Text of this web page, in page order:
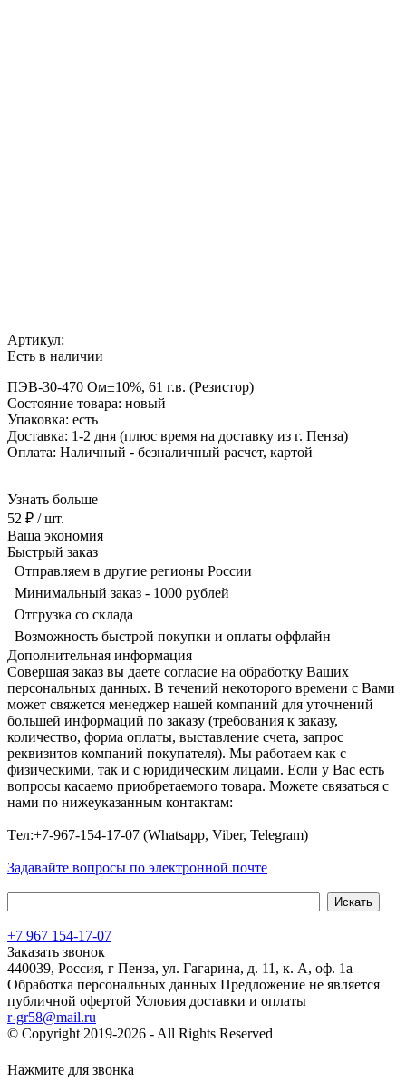
Артикул:
Есть в наличии
ПЭВ-30-470 Ом±10%, 61 г.в. (Резистор)
Состояние товара: новый
Упаковка: есть
Доставка: 1-2 дня (плюс время на доставку из г. Пенза)
Оплата: Наличный - безналичный расчет, картой
Узнать больше
52 ₽ / шт.
Ваша экономия
Быстрый заказ
Отправляем в другие регионы России
Минимальный заказ - 1000 рублей
Отгрузка со склада
Возможность быстрой покупки и оплаты оффлайн
Дополнительная информация
Совершая заказ вы даете согласие на обработку Ваших
персональных данных. В течений некоторого времени с Вами
может свяжется менеджер нашей компаний для уточнений
большей информаций по заказу (требования к заказу,
количество, форма оплаты, выставление счета, запрос
реквизитов компаний покупателя). Мы работаем как с
физическими, так и с юридическим лицами. Если у Вас есть
вопросы касаемо приобретаемого товара. Можете связаться с
нами по нижеуказанным контактам:
Tел:+7-967-154-17-07 (Whatsapp, Viber, Telegram)
Задавайте вопросы по электронной почте
+7 967 154-17-07
Заказать звонок
440039, Россия, г Пенза, ул. Гагарина, д. 11, к. А, оф. 1а
Обработка персональных данных Предложение не является
публичной офертой Условия доставки и оплаты
r-gr58@mail.ru
© Copyright 2019-2026 - All Rights Reserved
Нажмите для звонка